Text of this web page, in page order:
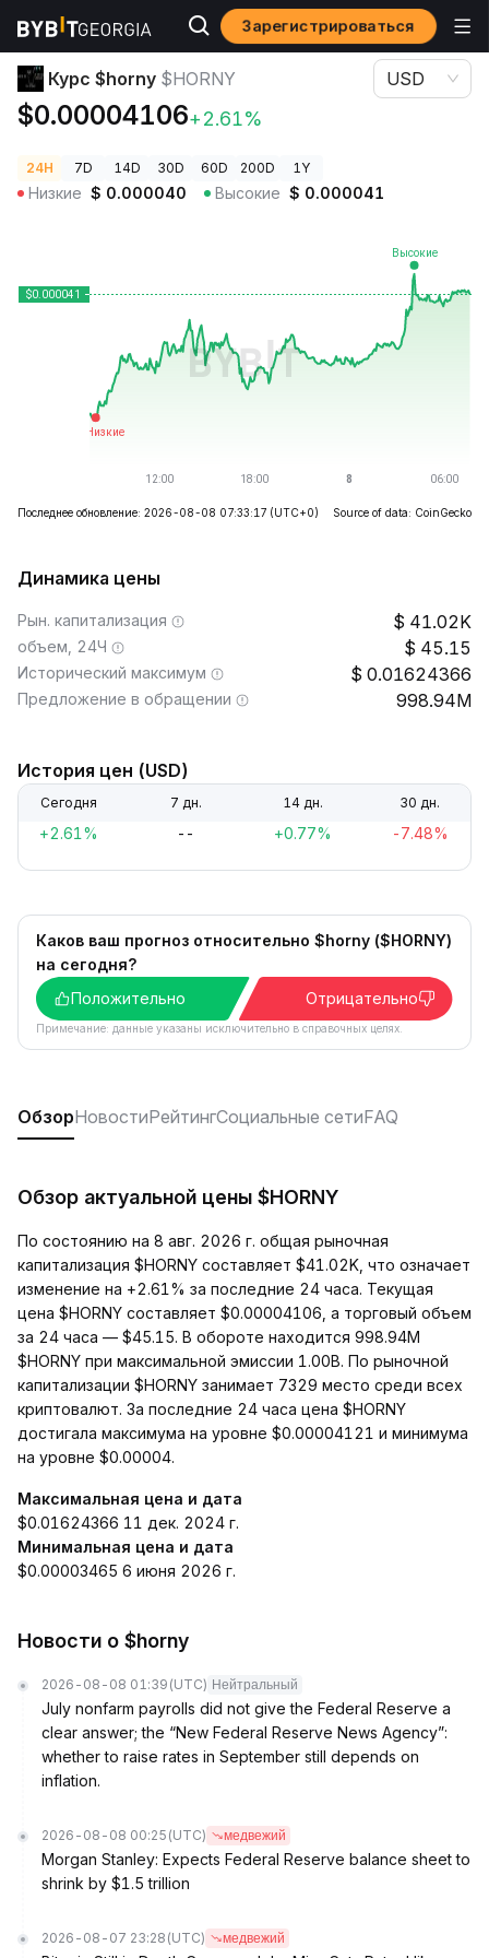
Зарегистрироваться
Цены криптовалют Курс $horny $HORNY
Курс $horny $HORNY
$0.00004106+2.61%
USD
24H 7D 14D 30D 60D 200D 1Y
Низкие $ 0.000040 Высокие $ 0.000041
Последнее обновление: 2026-08-08 07:33:17 (UTC+0) Source of data: CoinGecko
Динамика цены
Рын. капитализация 41.02K
объем, 24Ч 45.15
Исторический максимум 0.01624366
Предложение в обращении 998.94M
История цен (USD)
Сегодня 7 дн. 14 дн. 30 дн.
+2.61% -- +0.77% -7.48%
Каков ваш прогноз относительно $horny ($HORNY)
на сегодня?
Положительно
Отрицательно
Примечание: данные указаны исключительно в справочных целях.
ОбзорНовостиРейтингСоциальные сетиFAQ
Обзор актуальной цены $HORNY
По состоянию на 8 авг. 2026 г. общая рыночная
капитализация $HORNY составляет $41.02K, что означает
изменение на +2.61% за последние 24 часа. Текущая
цена $HORNY составляет $0.00004106, а торговый объем
за 24 часа — $45.15. В обороте находится 998.94M
$HORNY при максимальной эмиссии 1.00B. По рыночной
капитализации $HORNY занимает 7329 место среди всех
криптовалют. За последние 24 часа цена $HORNY
достигала максимума на уровне $0.00004121 и минимума
на уровне $0.00004.
Максимальная цена и дата
$0.01624366 11 дек. 2024 г.
Минимальная цена и дата
$0.00003465 6 июня 2026 г.
Новости о $horny
2026-08-08 01:39 (UTC) Нейтральный
July nonfarm payrolls did not give the Federal Reserve a
clear answer; the “New Federal Reserve News Agency”:
whether to raise rates in September still depends on
inflation.
2026-08-08 00:25 (UTC) медвежий
Morgan Stanley: Expects Federal Reserve balance sheet to
shrink by $1.5 trillion
2026-08-07 23:28 (UTC) медвежий